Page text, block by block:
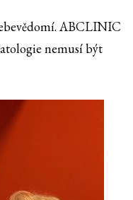
ABCLINIC
nemusí být